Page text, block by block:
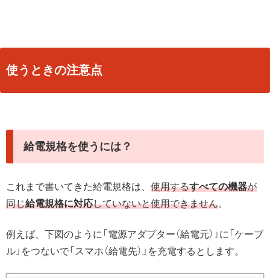
使うときの注意点
給電規格を使うには？
これまで書いてきた給電規格は、 使用するすべての機器が
同じ給電規格に対応していないと使用できません。
例えば、下図のように「電源アダプター（給電元）」に「ケーブ
ル」をつないで「スマホ（給電先）」を充電するとします。